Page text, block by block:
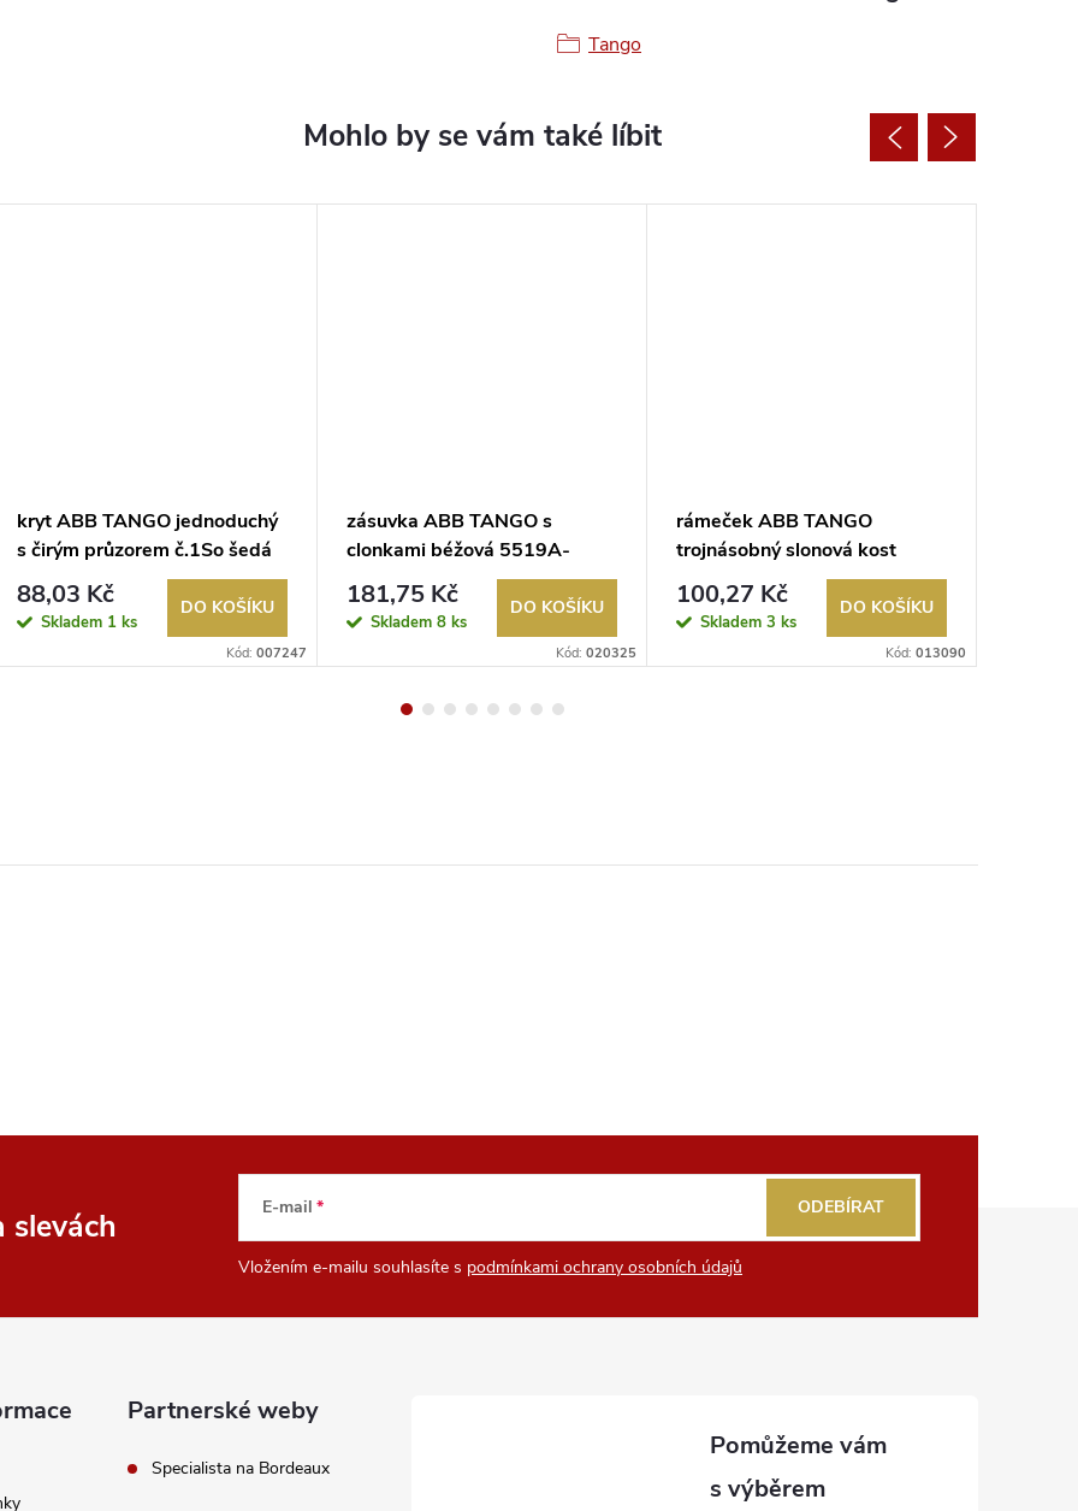
Tango
kryt ABB TANGO jednoduchý
s čirým průzorem č.1So šedá
3558A-A653 S
88,03 Kč
Skladem 1 ks
DO KOŠÍKU
Kód: 007247
zásuvka ABB TANGO s
clonkami béžová 5519A-
A02357 D
181,75 Kč
Skladem 8 ks
DO KOŠÍKU
Kód: 020325
rámeček ABB TANGO
trojnásobný slonová kost
3901A-B30 C
100,27 Kč
Skladem 3 ks
DO KOŠÍKU
Kód: 013090
slevách E-mail
Vložením e-mailu souhlasíte s podmínkami ochrany osobních údajů
ODEBÍRAT
Partnerské weby
Specialista na Bordeaux